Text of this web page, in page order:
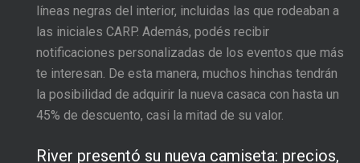
líneas negras del interior, incluidas las que rodeaban a
las iniciales CARP. Además, podés recibir
notificaciones personalizadas de los eventos que más
te interesan. De esta manera, muchos hinchas tendrán
la posibilidad de adquirir la nueva casaca con hasta un
45% de descuento, casi la mitad de su valor.
River presentó su nueva camiseta: precios,